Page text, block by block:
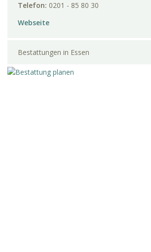
Telefon: 0201 - 85 80 30
Webseite
Bestattungen in Essen